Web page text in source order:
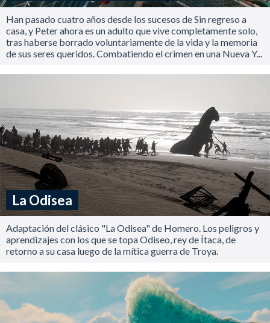
Han pasado cuatro años desde los sucesos de Sin regreso a
casa, y Peter ahora es un adulto que vive completamente solo,
tras haberse borrado voluntariamente de la vida y la memoria
de sus seres queridos. Combatiendo el crimen en una Nueva Y...
La Odisea
Adaptación del clásico "La Odisea" de Homero. Los peligros y
aprendizajes con los que se topa Odiseo, rey de Ítaca, de
retorno a su casa luego de la mítica guerra de Troya.